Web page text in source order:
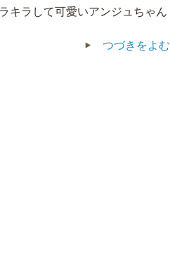
キラして可愛いアンジュちゃん
つづきをよむ